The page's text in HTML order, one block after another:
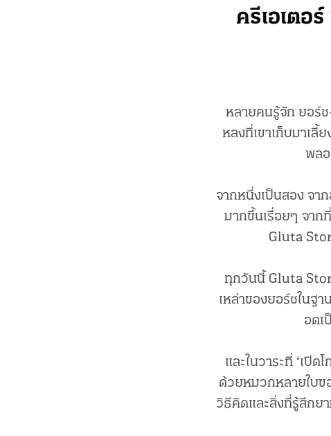
ครีเอเตอ
หลายคนรู้จัก ยอร์
หลงที่เขาเก็บมาเลี้
พล
จากหนึ่งเป็นสอง จา
มากขึ้นเรื่อยๆ จาก
Gluta
ทุกวันนี้ Gluta
เหล่าของยอร์ชในฐ
อดเ
และในวาระที่ ‘เปิ
ด้วยหมวกหลายใบข
วิธีคิดและสิ่งที่รู้สึกย